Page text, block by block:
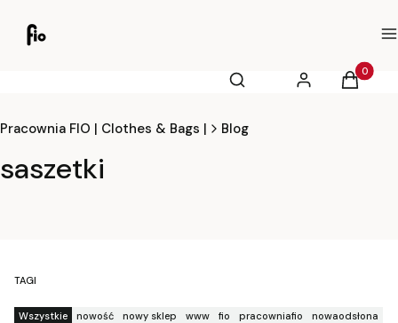
Otwórz wyszukiwarkę
Szukaj Zaloguj sięKoszyk
Pracownia FIO | Clothes & Bags | Blog
saszetki
TAGI
Wszystkie nowość nowy sklep www fio pracowniafio
nowaodsłona